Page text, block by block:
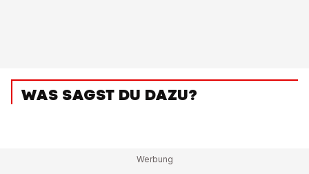
WAS SAGST DU DAZU?